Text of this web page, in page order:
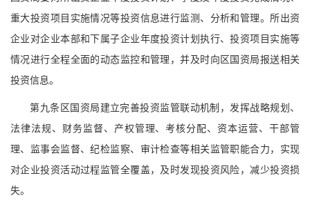
重大投资项目实施情况等投资信息进行监测、分析和管理。所出资
企业对企业本部和下属子企业年度投资计划执行、投资项目实施等
情况进行全程全面的动态监控和管理，并及时向区国资局报送相关
投资信息。
第九条区国资局建立完善投资监管联动机制，发挥战略规划、
法律法规、财务监督、产权管理、考核分配、资本运营、干部管
理、监事会监督、纪检监察、审计检查等相关监管职能合力，实现
对企业投资活动过程监管全覆盖，及时发现投资风险，减少投资损
失。